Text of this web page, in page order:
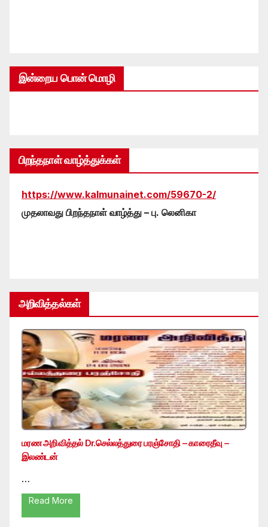
இன்றைய பொன் மொழி
பிறந்தநாள் வாழ்த்துக்கள்
https://www.kalmunainet.com/59670-2/
முதலாவது பிறந்தநாள் வாழ்த்து – பு. லெனிகா
அறிவித்தல்கள்
மரண அறிவித்தல் Dr.செல்லத்துரை பரஞ்சோதி – காரைதீவு –
இலண்டன்
…
Read More